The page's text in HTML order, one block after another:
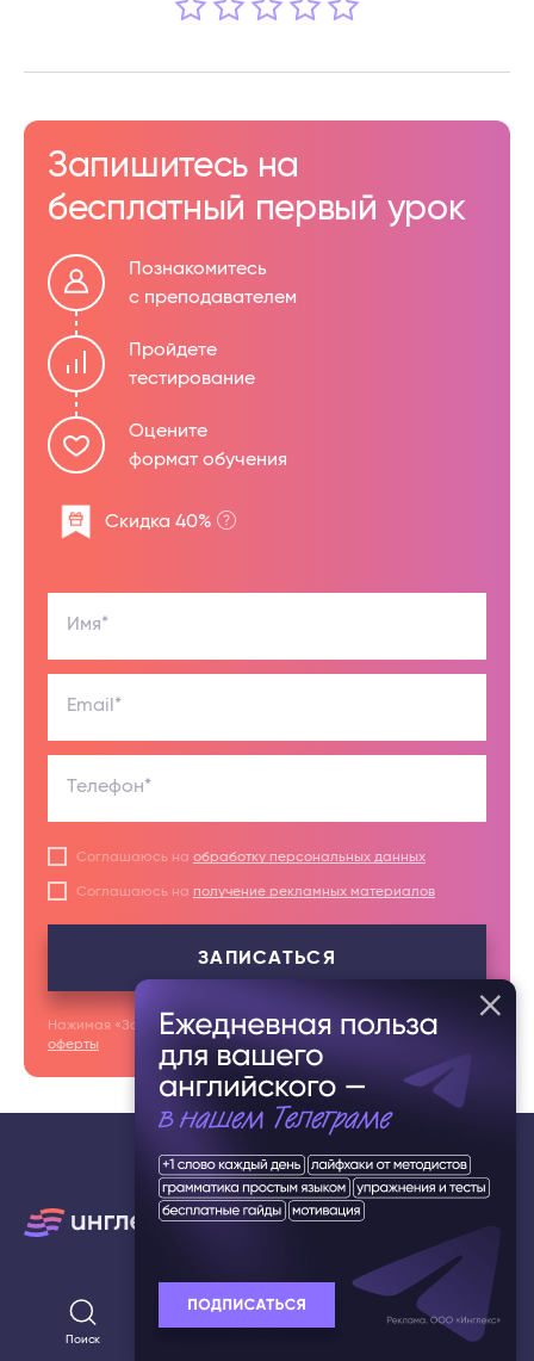
Запишитесь на
бесплатный первый урок
Познакомитесь
с преподавателем
Пройдете
тестирование
Оцените
формат обучения
Скидка 40%
Имя*
Email*
Телефон*
Соглашаюсь на обработку персональных данных
Соглашаюсь на получение рекламных материалов
ЗАПИСАТЬСЯ
Нажимая «Записаться», я принимаю условияпубличной
оферты
Поиск Разделы
Задать вопрос
Форматы обучения